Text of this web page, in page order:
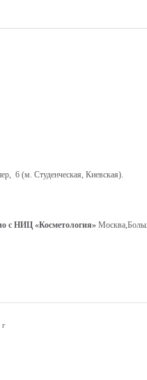
6 (м. Студенческая, Киевская).
с НИЦ «Косметология»
г